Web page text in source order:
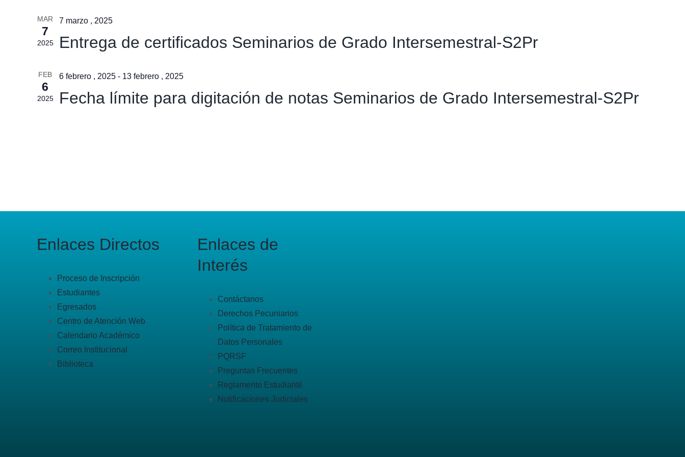
MAR
7
2025
7 marzo , 2025
Entrega de certificados Seminarios de Grado Intersemestral-S2Pr
FEB
6
2025
6 febrero , 2025- 13 febrero , 2025
Fecha límite para digitación de notas Seminarios de Grado Intersemestral-S2Pr
Enlaces Directos
Proceso de Inscripción
Estudiantes
Egresados
Centro de Atención Web
Calendario Académico
Correo Institucional
Biblioteca
Enlaces de
Interés
Contáctanos
Derechos Pecuniarios
Política de Tratamiento de
Datos Personales
PQRSF
Preguntas Frecuentes
Reglamento Estudiantil
Notificaciones Judiciales